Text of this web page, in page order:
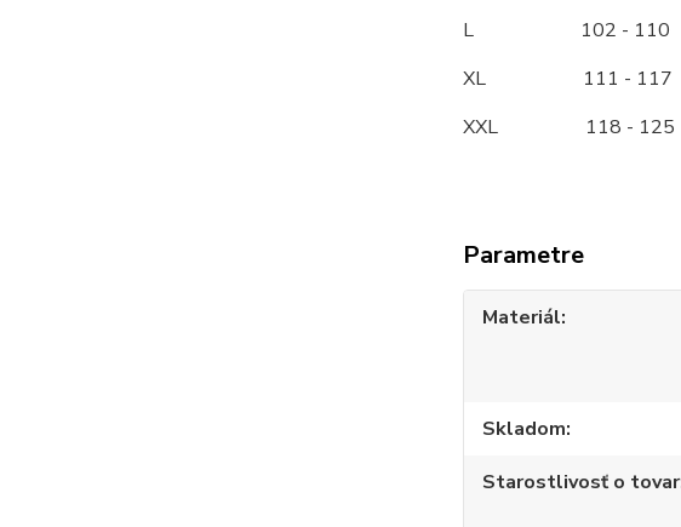
L 102 - 110
XL 111 - 117
XXL 118 - 125
Parametre
Materiál
Skladom
Starostlivosť o tovar